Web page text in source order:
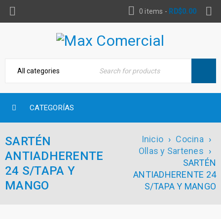
0 items - RD$0.00
CATEGORÍAS
SARTÉN
ANTIADHERENTE
24 S/TAPA Y
MANGO
Inicio › Cocina ›
Ollas y Sartenes ›
SARTÉN
ANTIADHERENTE 24
S/TAPA Y MANGO